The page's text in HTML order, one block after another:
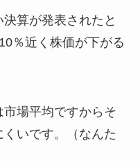
算が発表されたと
％近く株価が下がる
市場平均ですからそ
いです。（なんた